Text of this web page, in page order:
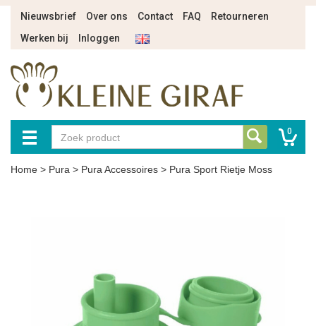
Nieuwsbrief Over ons Contact FAQ
Retourneren
Werken bij
Inloggen
0
Home > Pura > Pura Accessoires > Pura Sport Rietje Moss